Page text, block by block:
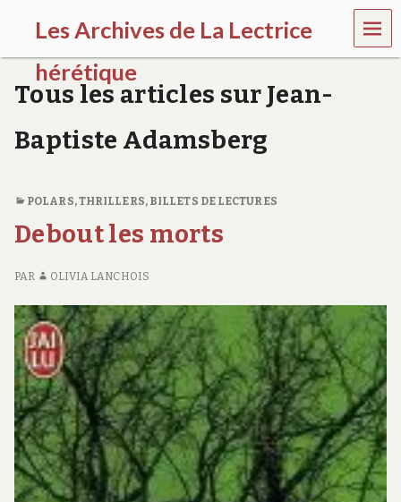
Les Archives de La Lectrice
hérétique
(
0
-
2
0
2
)
MEN
U
Tous les articles sur Jean-
Baptiste Adamsberg
POLARS, THRILLERS, BILLETS DE LECTURES
Debout les morts
PAR OLIVIA LANCHOIS